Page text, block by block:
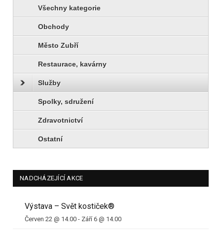
Všechny kategorie
Obchody
Město Zubří
Restaurace, kavárny
Služby
Spolky, sdružení
Zdravotnictví
Ostatní
NADCHÁZEJÍCÍ AKCE
Výstava – Svět kostiček®
Červen 22 @ 14.00 - Září 6 @ 14.00